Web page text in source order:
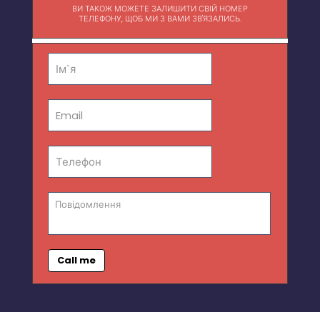
ВИ ТАКОЖ МОЖЕТЕ ЗАЛИШИТИ СВІЙ НОМЕР
ТЕЛЕФОНУ, ЩОБ МИ З ВАМИ ЗВ'ЯЗАЛИСЬ.
Call me